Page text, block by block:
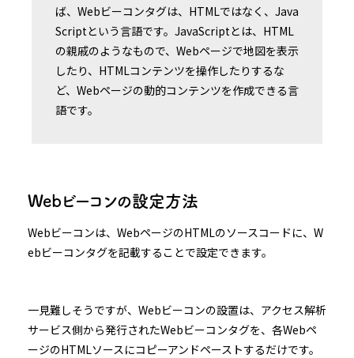
ば、Webビーコンタグは、HTMLではなく、Java
Scriptという言語です。JavaScriptとは、HTML
の親戚のようなもので、Webページで地図を表示
したり、HTMLコンテンツを操作したりするな
ど、Webページの動的コンテンツを作成できる言
語です。
Webビーコンの設定方法
Webビーコンは、WebページのHTMLのソースコードに、W
ebビーコンタグを記載することで設定できます。
一見難しそうですが、Webビーコンの設置は、アクセス解析
サービス側から発行されたWebビーコンタグを、各Webペ
ージのHTMLソースにコピーアンドペーストするだけです。